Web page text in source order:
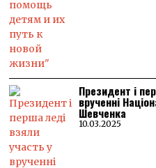
Президент і
врученні
Шевченка
10.03.2025